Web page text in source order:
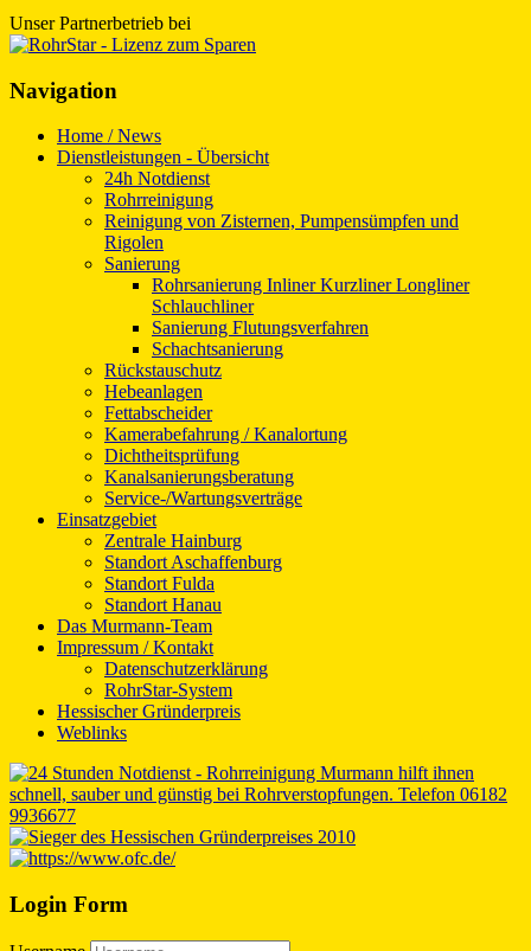
Unser Partnerbetrieb bei
Navigation
Home / News
Dienstleistungen - Übersicht
24h Notdienst
Rohrreinigung
Reinigung von Zisternen, Pumpensümpfen und
Rigolen
Sanierung
Rohrsanierung Inliner Kurzliner Longliner
Schlauchliner
Sanierung Flutungsverfahren
Schachtsanierung
Rückstauschutz
Hebeanlagen
Fettabscheider
Kamerabefahrung / Kanalortung
Dichtheitsprüfung
Kanalsanierungsberatung
Service-/Wartungsverträge
Einsatzgebiet
Zentrale Hainburg
Standort Aschaffenburg
Standort Fulda
Standort Hanau
Das Murmann-Team
Impressum / Kontakt
Datenschutzerklärung
RohrStar-System
Hessischer Gründerpreis
Weblinks
Login Form